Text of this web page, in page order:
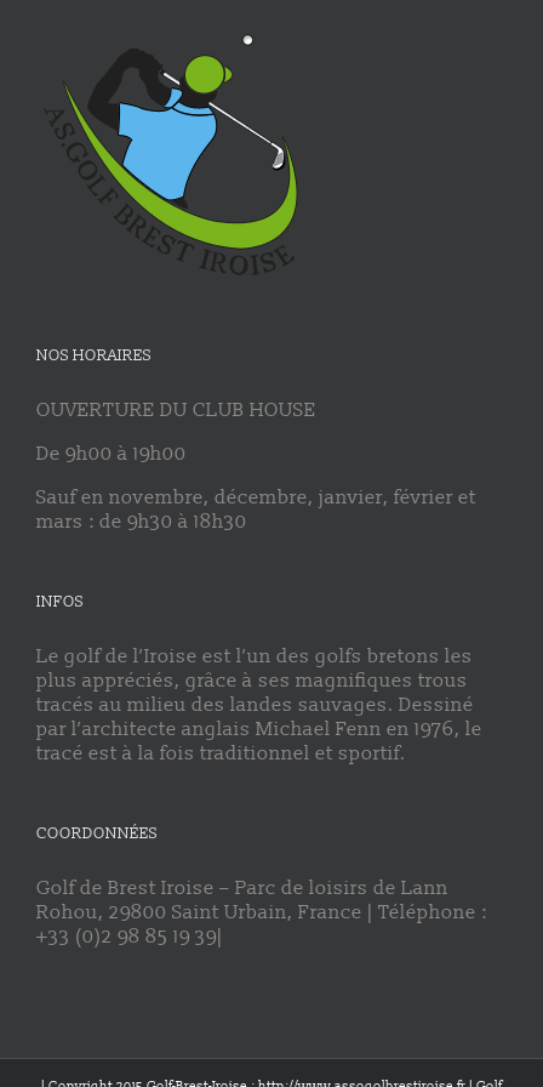
NOS HORAIRES
OUVERTURE DU CLUB HOUSE
De 9h00 à 19h00
Sauf en novembre, décembre, janvier, février et
mars : de 9h30 à 18h30
INFOS
Le golf de l’Iroise est l’un des golfs bretons les
plus appréciés, grâce à ses magnifiques trous
tracés au milieu des landes sauvages. Dessiné
par l’architecte anglais Michael Fenn en 1976, le
tracé est à la fois traditionnel et sportif.
COORDONNÉES
Golf de Brest Iroise – Parc de loisirs de Lann
Rohou, 29800 Saint Urbain, France | Téléphone :
+33 (0)2 98 85 19 39|